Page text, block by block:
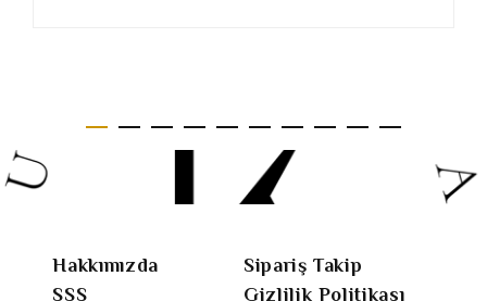
Hakkımızda
Sipariş Takip
SSS
Gizlilik Politikası